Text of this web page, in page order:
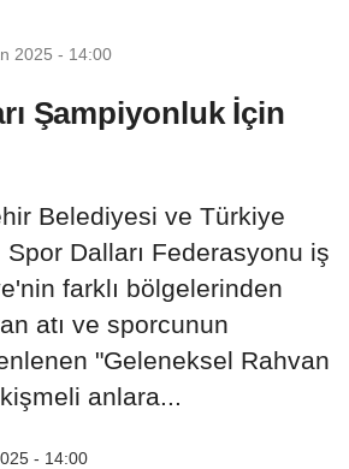
2025 - 14:00
Şampiyonluk İçin
Belediyesi ve Türkiye
Spor Dalları Federasyonu iş
farklı bölgelerinden
atı ve sporcunun
"Geleneksel Rahvan
anlara...
- 14:00